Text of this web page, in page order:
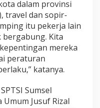
dalam provinsi
travel dan sopir-
itu pekerja lain
Kita
mereka
peraturan
katanya.
Sumsel
Jusuf Rizal